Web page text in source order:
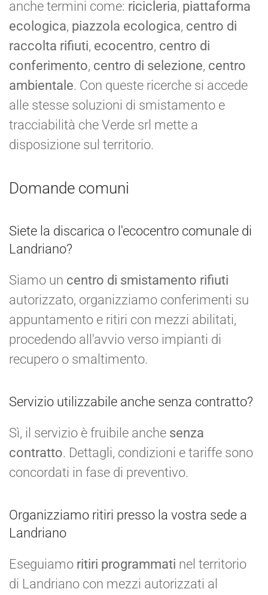
anche termini come: ricicleria, piattaforma
ecologica, piazzola ecologica, centro di
raccolta rifiuti, ecocentro, centro di
conferimento, centro di selezione, centro
ambientale. Con queste ricerche si accede
alle stesse soluzioni di smistamento e
tracciabilità che Verde srl mette a
disposizione sul territorio.
Domande comuni
Siete la discarica o l'ecocentro comunale di
Landriano?
Siamo un centro di smistamento rifiuti
autorizzato, organizziamo conferimenti su
appuntamento e ritiri con mezzi abilitati,
procedendo all'avvio verso impianti di
recupero o smaltimento.
Servizio utilizzabile anche senza contratto?
Sì, il servizio è fruibile anche senza
contratto. Dettagli, condizioni e tariffe sono
concordati in fase di preventivo.
Organizziamo ritiri presso la vostra sede a
Landriano
Eseguiamo ritiri programmati nel territorio
di Landriano con mezzi autorizzati al